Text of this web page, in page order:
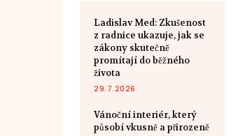
Ladislav Med: Zkušenost
z radnice ukazuje, jak se
zákony skutečně
promítají do běžného
života
29.7.2026
Vánoční interiér, který
působí vkusně a přirozeně